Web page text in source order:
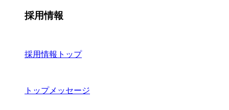
採用情報
採用情報トップ
トップメッセージ